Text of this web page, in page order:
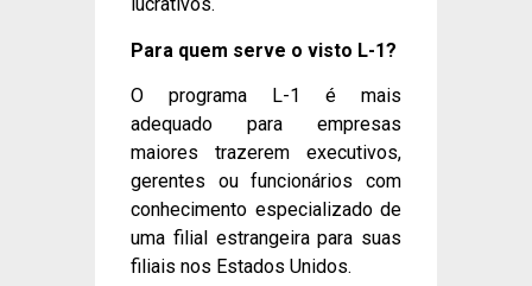
lucrativos.
Para quem serve o visto L-1?
O programa L-1 é mais
adequado para empresas
maiores trazerem executivos,
gerentes ou funcionários com
conhecimento especializado de
uma filial estrangeira para suas
filiais nos Estados Unidos.